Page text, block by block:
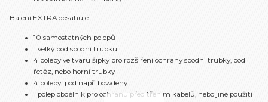
Balení EXTRA obsahuje:
10 samostatných polepů
1 velký pod spodní trubku
4 polepy ve tvaru šipky pro rozšíření ochrany spodní trubky, pod
řetěz, nebo horní trubky
4 polepy pod např. bowdeny
1 polep obdélník pro ochranu před třením kabelů, nebo jiné použití